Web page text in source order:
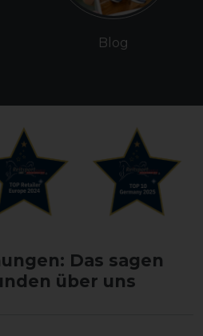
Blog
Das sagen
über uns